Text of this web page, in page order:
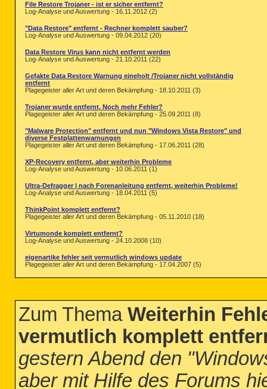
File Restore Trojaner - ist er sicher entfernt?
Log-Analyse und Auswertung - 16.11.2012 (2)
"Data Restore" entfernt - Rechner komplett sauber?
Log-Analyse und Auswertung - 09.04.2012 (20)
Data Restore Virus kann nicht entfernt werden
Log-Analyse und Auswertung - 21.10.2011 (22)
Gefakte Data Restore Warnung eineholt /Trojaner nicht vollständig
entfernt
Plagegeister aller Art und deren Bekämpfung - 18.10.2011 (3)
Trojaner wurde entfernt. Noch mehr Fehler?
Plagegeister aller Art und deren Bekämpfung - 25.09.2011 (8)
"Malware Protection" entfernt und nun "Windows Vista Restore" und
diverse Festplattenwarnungen
Plagegeister aller Art und deren Bekämpfung - 17.06.2011 (28)
XP-Recovery entfernt, aber weiterhin Probleme
Log-Analyse und Auswertung - 10.06.2011 (1)
Ultra-Defragger | nach Forenanleitung entfernt, weiterhin Probleme!
Log-Analyse und Auswertung - 18.04.2011 (5)
ThinkPoint komplett entfernt?
Plagegeister aller Art und deren Bekämpfung - 05.11.2010 (18)
Virtumonde komplett entfernt?
Log-Analyse und Auswertung - 24.10.2008 (10)
eigenartike fehler seit vermutlich windows update
Plagegeister aller Art und deren Bekämpfung - 17.04.2007 (5)
Zum Thema Weiterhin
vermutlich komplett
gestern Abend den
aber mit Hilfe des Forums